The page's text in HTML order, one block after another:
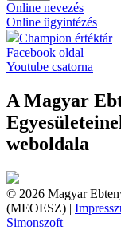
Online nevezés
Online ügyintézés
Champion értéktár
Facebook oldal
Youtube csatorna
A Magyar
weboldala
© 2026 Magyar
(MEOESZ) |
Simonszoft